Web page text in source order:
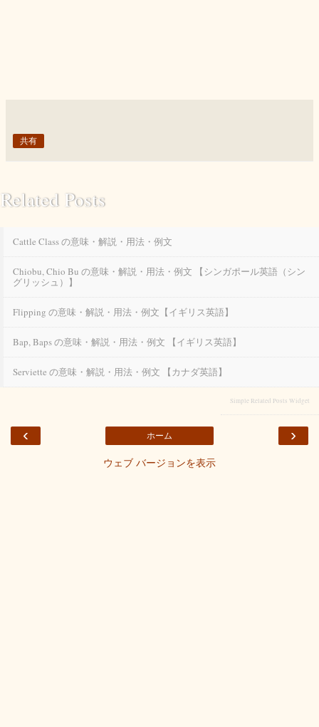
共有
Related Posts
Cattle Class の意味・解説・用法・例文
Chiobu, Chio Bu の意味・解説・用法・例文 【シンガポール英語（シン
グリッシュ）】
Flipping の意味・解説・用法・例文【イギリス英語】
Bap, Baps の意味・解説・用法・例文 【イギリス英語】
Serviette の意味・解説・用法・例文 【カナダ英語】
Simple Related Posts Widget
‹ ›
ホーム
ウェブ バージョンを表示